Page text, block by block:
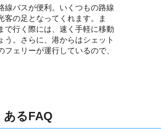
線バスが便利。いくつもの路線
客の足となってくれます。ま
で行く際には、速く手軽に移動
う。さらに、港からはシェット
ェリーが運行しているので、
あるFAQ